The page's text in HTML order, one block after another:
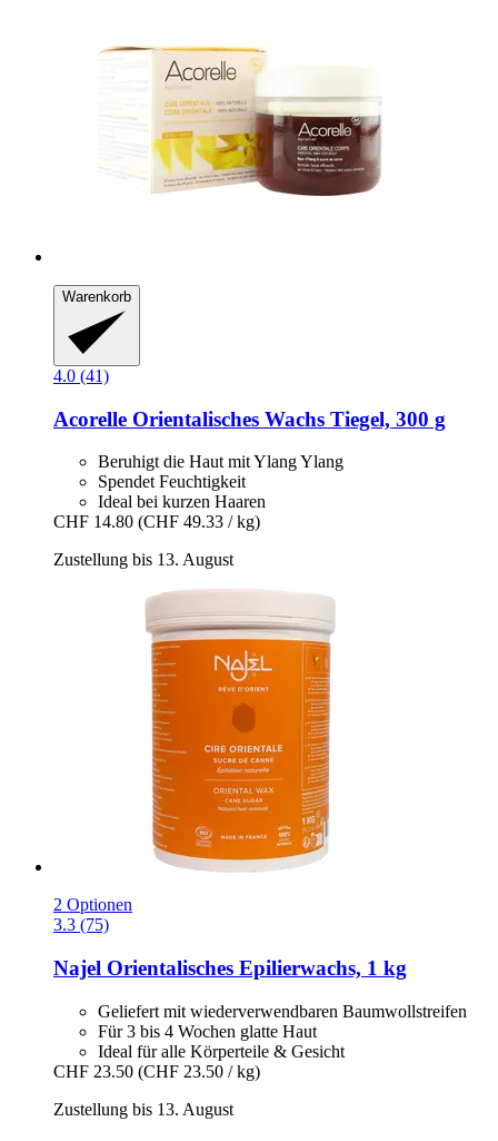
Warenkorb
4.0 (41)
Acorelle Orientalisches Wachs Tiegel, 300 g
Beruhigt die Haut mit Ylang Ylang
Spendet Feuchtigkeit
Ideal bei kurzen Haaren
CHF 14.80 (CHF 49.33 / kg)
Zustellung bis 13. August
2 Optionen
3.3 (75)
Najel Orientalisches Epilierwachs, 1 kg
Geliefert mit wiederverwendbaren Baumwollstreifen
Für 3 bis 4 Wochen glatte Haut
Ideal für alle Körperteile & Gesicht
CHF 23.50 (CHF 23.50 / kg)
Zustellung bis 13. August